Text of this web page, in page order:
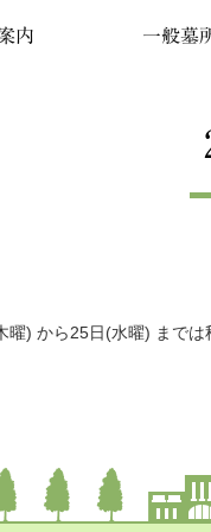
内 一般墓
) から25日(水曜) まで